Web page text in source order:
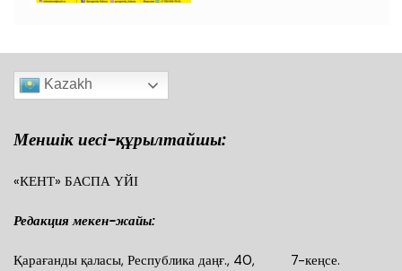
Kazakh
Меншік иесі-құрылтайшы:
«КЕНТ» БАСПА ҮЙІ
Редакция мекен-жайы:
Қарағанды қаласы, Республика даңғ., 40, 7-кеңсе.